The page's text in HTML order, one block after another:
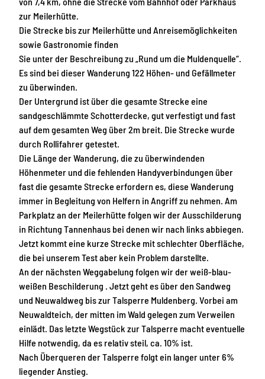
zur Meilerhütte.
Die Strecke bis zur Meilerhütte und Anreisemöglichkeiten
sowie Gastronomie finden
Sie unter der Beschreibung zu „Rund um die Muldenquelle“.
Es sind bei dieser Wanderung 122 Höhen- und Gefällmeter
zu überwinden.
Der Untergrund ist über die gesamte Strecke eine
sandgeschlämmte Schotterdecke, gut verfestigt und fast
auf dem gesamten Weg über 2m breit. Die Strecke wurde
durch Rollifahrer getestet.
Die Länge der Wanderung, die zu überwindenden
Höhenmeter und die fehlenden Handyverbindungen über
fast die gesamte Strecke erfordern es, diese Wanderung
immer in Begleitung von Helfern in Angriff zu nehmen. Am
Parkplatz an der Meilerhütte folgen wir der Ausschilderung
in Richtung Tannenhaus bei denen wir nach links abbiegen.
Jetzt kommt eine kurze Strecke mit schlechter Oberfläche,
die bei unserem Test aber kein Problem darstellte.
An der nächsten Weggabelung folgen wir der weiß-blau-
weißen Beschilderung . Jetzt geht es über den Sandweg
und Neuwaldweg bis zur Talsperre Muldenberg. Vorbei am
Neuwaldteich, der mitten im Wald gelegen zum Verweilen
einlädt. Das letzte Wegstück zur Talsperre macht eventuelle
Hilfe notwendig, da es relativ steil, ca. 10% ist.
Nach Überqueren der Talsperre folgt ein langer unter 6%
liegender Anstieg.